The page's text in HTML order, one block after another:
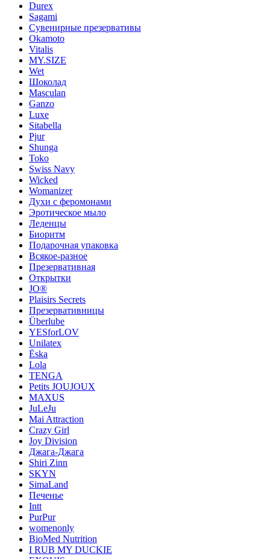
Durex
Sagami
Сувенирные презервативы
Okamoto
Vitalis
MY.SIZE
Wet
Шоколад
Masculan
Ganzo
Luxe
Sitabella
Pjur
Shunga
Toko
Swiss Navy
Wicked
Womanizer
Духи с феромонами
Эротическое мыло
Леденцы
Биоритм
Подарочная упаковка
Всякое-разное
Презервативная
Открытки
JO®
Plaisirs Secrets
Презервативницы
Überlube
YESforLOV
Unilatex
Ёska
Lola
TENGA
Petits JOUJOUX
MAXUS
JuLeJu
Mai Attraction
Crazy Girl
Joy Division
Джага-Джага
Shiri Zinn
SKYN
SimaLand
Печенье
Intt
PurPur
womenonly
BioMed Nutrition
I RUB MY DUCKIE